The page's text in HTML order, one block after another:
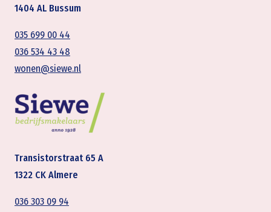
1404 AL Bussum
035 699 00 44
036 534 43 48
wonen@siewe.nl
Transistorstraat 65 A
1322 CK Almere
036 303 09 94